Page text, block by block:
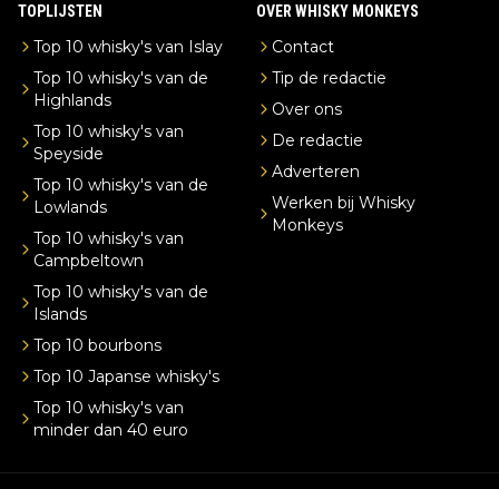
TOPLIJSTEN
Top 10 whisky's van Islay
Top 10 whisky's van de
Highlands
Top 10 whisky's van
Speyside
Top 10 whisky's van de
Lowlands
Top 10 whisky's van
Campbeltown
Top 10 whisky's van de
Islands
Top 10 bourbons
Top 10 Japanse whisky's
Top 10 whisky's van
minder dan 40 euro
OVER WHISKY MONKEYS
Contact
Tip de redactie
Over ons
De redactie
Adverteren
Werken bij Whisky
Monkeys